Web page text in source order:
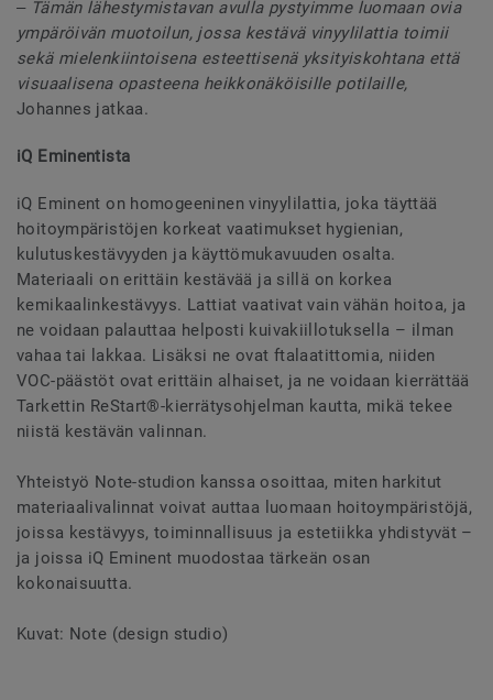
‒ Tämän lähestymistavan avulla pystyimme luomaan ovia
ympäröivän muotoilun, jossa kestävä vinyylilattia toimii
sekä mielenkiintoisena esteettisenä yksityiskohtana että
visuaalisena opasteena heikkonäköisille potilaille,
Johannes jatkaa.
iQ Eminentista
iQ Eminent on homogeeninen vinyylilattia, joka täyttää
hoitoympäristöjen korkeat vaatimukset hygienian,
kulutuskestävyyden ja käyttömukavuuden osalta.
Materiaali on erittäin kestävää ja sillä on korkea
kemikaalinkestävyys. Lattiat vaativat vain vähän hoitoa, ja
ne voidaan palauttaa helposti kuivakiillotuksella – ilman
vahaa tai lakkaa. Lisäksi ne ovat ftalaatittomia, niiden
VOC-päästöt ovat erittäin alhaiset, ja ne voidaan kierrättää
Tarkettin ReStart®-kierrätysohjelman kautta, mikä tekee
niistä kestävän valinnan.
Yhteistyö Note-studion kanssa osoittaa, miten harkitut
materiaalivalinnat voivat auttaa luomaan hoitoympäristöjä,
joissa kestävyys, toiminnallisuus ja estetiikka yhdistyvät –
ja joissa iQ Eminent muodostaa tärkeän osan
kokonaisuutta.
Kuvat: Note (design studio)